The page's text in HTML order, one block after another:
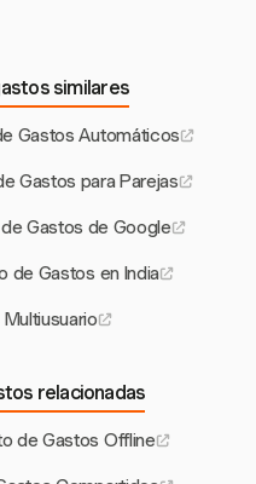
similares
Gastos Automáticos
Gastos para Parejas
Gastos de Google
de Gastos en India
relacionadas
de Gastos Offline